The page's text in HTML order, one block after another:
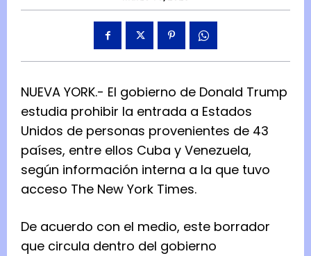
NUEVA YORK.- El gobierno de Donald Trump
estudia prohibir la entrada a Estados
Unidos de personas provenientes de 43
países, entre ellos Cuba y Venezuela,
según información interna a la que tuvo
acceso The New York Times.
De acuerdo con el medio, este borrador
que circula dentro del gobierno